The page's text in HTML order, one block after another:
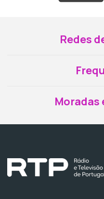
Redes
Moradas